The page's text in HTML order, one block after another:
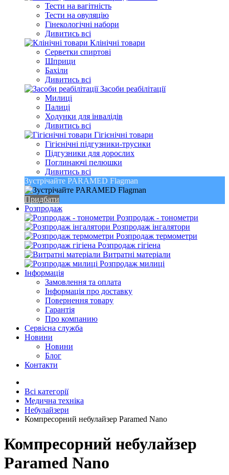
Тести на вагітність
Тести на овуляцію
Гінекологічні набори
Дивитись всі
Клінічні товари
Серветки спиртові
Шприци
Бахіли
Дивитись всі
Засоби реабілітації
Милиці
Палиці
Ходунки для інвалідів
Дивитись всі
Гігієнічні товари
Гігієнічні підгузники-трусики
Підгузники для дорослих
Поглинаючі пелюшки
Дивитись всі
Зустрічайте PARAMED Flagman
Придбати
Розпродаж
Розпродаж - тонометри
Розпродаж інгалятори
Розпродаж термометри
Розпродаж гігіена
Витратні матеріали
Розпродаж милиці
Інформація
Замовлення та оплата
Інформація про доставку
Повернення товару
Гарантія
Про компанию
Сервісна служба
Новини
Новини
Блог
Контакти
Всі категорії
Медична техніка
Небулайзери
Компресорний небулайзер Paramed Nano
Компресорний небулайзер
Paramed Nano